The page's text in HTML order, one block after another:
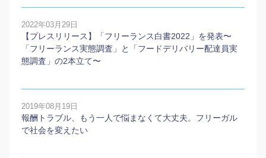
2022年03月29日
【プレスリリース】「フリーランス白書2022」を発表〜
「フリーランス実態調査」と「フードデリバリー配達員実
態調査」の2本⽴て〜
2019年08月19日
報酬トラブル、もう一人で悩まなくて大丈夫。フリーガル
で社会を変えたい